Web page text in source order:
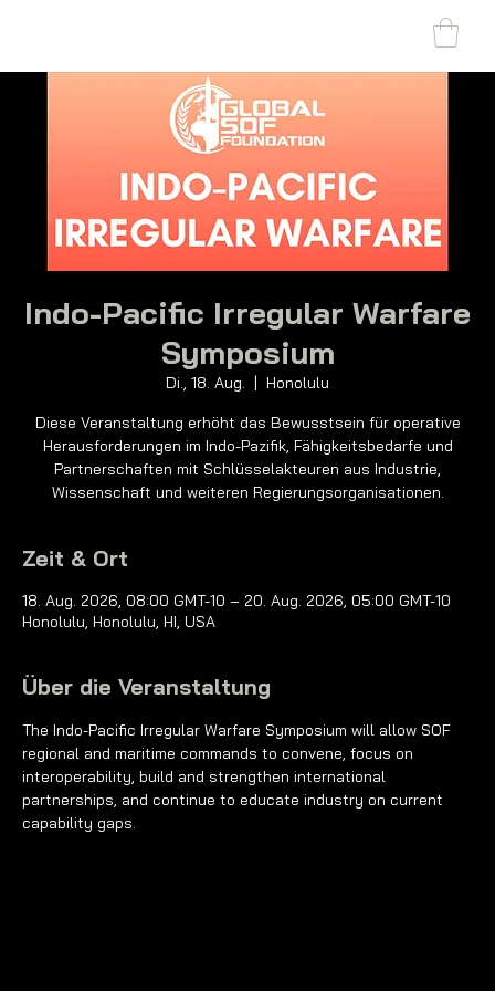
Indo-Pacific Irregular Warfare
Symposium
Di., 18. Aug.
  |
Honolulu
Diese Veranstaltung erhöht das Bewusstsein für operative
Herausforderungen im Indo-Pazifik, Fähigkeitsbedarfe und
Partnerschaften mit Schlüsselakteuren aus Industrie,
Wissenschaft und weiteren Regierungsorganisationen.
Zeit & Ort
18. Aug. 2026, 08:00 GMT-10 – 20. Aug. 2026, 05:00 GMT-10
Honolulu, Honolulu, HI, USA
Über die Veranstaltung
The Indo-Pacific Irregular Warfare Symposium will allow SOF
regional and maritime commands to convene, focus on
interoperability, build and strengthen international
partnerships, and continue to educate industry on current
capability gaps.